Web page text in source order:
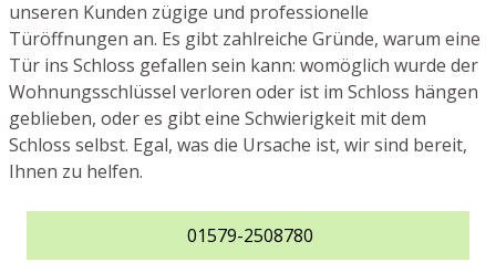
unseren Kunden zügige und professionelle
Türöffnungen an. Es gibt zahlreiche Gründe, warum eine
Tür ins Schloss gefallen sein kann: womöglich wurde der
Wohnungsschlüssel verloren oder ist im Schloss hängen
geblieben, oder es gibt eine Schwierigkeit mit dem
Schloss selbst. Egal, was die Ursache ist, wir sind bereit,
Ihnen zu helfen.
01579-2508780